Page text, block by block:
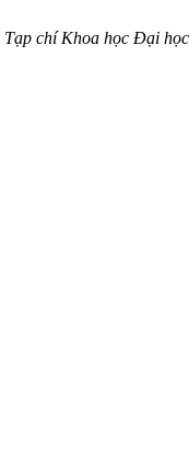
Tạp chí Khoa học Đại